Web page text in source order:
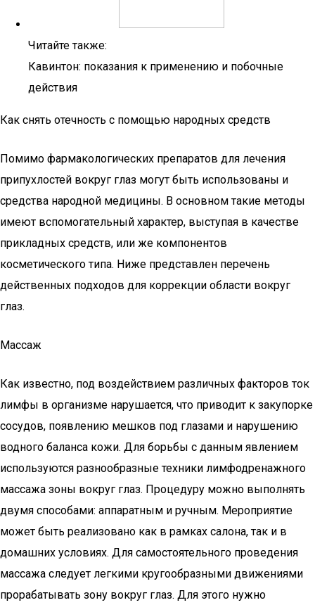
Читайте также:
Кавинтон: показания к применению и побочные
действия
Как снять отечность с помощью народных средств
Помимо фармакологических препаратов для лечения
припухлостей вокруг глаз могут быть использованы и
средства народной медицины. В основном такие методы
имеют вспомогательный характер, выступая в качестве
прикладных средств, или же компонентов
косметического типа. Ниже представлен перечень
действенных подходов для коррекции области вокруг
глаз.
Массаж
Как известно, под воздействием различных факторов ток
лимфы в организме нарушается, что приводит к закупорке
сосудов, появлению мешков под глазами и нарушению
водного баланса кожи. Для борьбы с данным явлением
используются разнообразные техники лимфодренажного
массажа зоны вокруг глаз. Процедуру можно выполнять
двумя способами: аппаратным и ручным. Мероприятие
может быть реализовано как в рамках салона, так и в
домашних условиях. Для самостоятельного проведения
массажа следует легкими кругообразными движениями
прорабатывать зону вокруг глаз. Для этого нужно